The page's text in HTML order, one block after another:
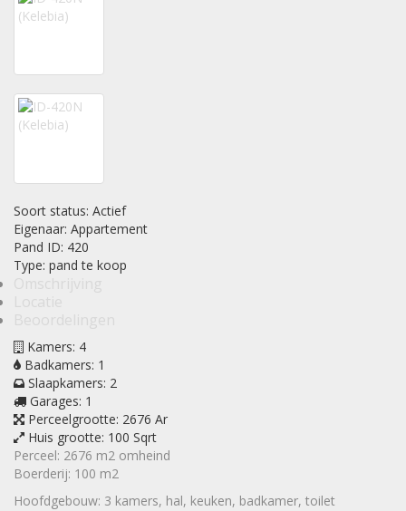
Soort status: Actief
Eigenaar: Appartement
Pand ID: 420
Type: pand te koop
Kamers: 4
Badkamers: 1
Slaapkamers: 2
Garages: 1
Perceelgrootte: 2676 Ar
Huis grootte: 100 Sqrt
Perceel: 2676 m2 omheind
Boerderij: 100 m2
Hoofdgebouw: 3 kamers, hal, keuken, badkamer, toilet